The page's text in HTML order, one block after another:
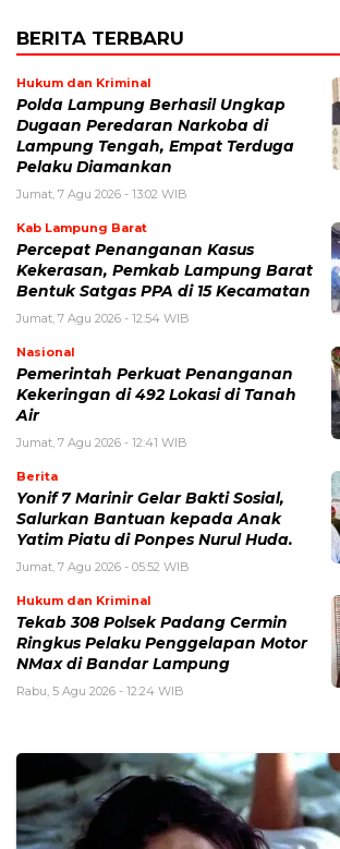
BERITA TERBARU
Hukum dan Kriminal
Polda Lampung Berhasil Ungkap
Dugaan Peredaran Narkoba di
Lampung Tengah, Empat Terduga
Pelaku Diamankan
Jumat, 7 Agu 2026 - 13:02 WIB
Kab Lampung Barat
Percepat Penanganan Kasus
Kekerasan, Pemkab Lampung Barat
Bentuk Satgas PPA di 15 Kecamatan
Jumat, 7 Agu 2026 - 12:54 WIB
Nasional
Pemerintah Perkuat Penanganan
Kekeringan di 492 Lokasi di Tanah
Air
Jumat, 7 Agu 2026 - 12:41 WIB
Berita
Yonif 7 Marinir Gelar Bakti Sosial,
Salurkan Bantuan kepada Anak
Yatim Piatu di Ponpes Nurul Huda.
Jumat, 7 Agu 2026 - 05:52 WIB
Hukum dan Kriminal
Tekab 308 Polsek Padang Cermin
Ringkus Pelaku Penggelapan Motor
NMax di Bandar Lampung
Rabu, 5 Agu 2026 - 12:24 WIB